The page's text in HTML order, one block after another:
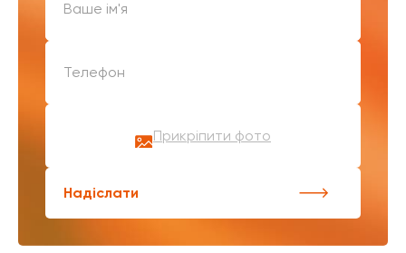
Прикріпити фото
Надіслати